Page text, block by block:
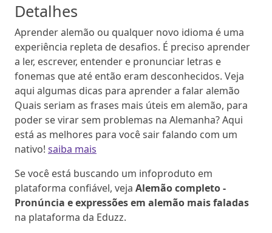
Detalhes
Aprender alemão ou qualquer novo idioma é uma
experiência repleta de desafios. É preciso aprender
a ler, escrever, entender e pronunciar letras e
fonemas que até então eram desconhecidos. Veja
aqui algumas dicas para aprender a falar alemão
Quais seriam as frases mais úteis em alemão, para
poder se virar sem problemas na Alemanha? Aqui
está as melhores para você sair falando com um
nativo! saiba mais
Se você está buscando um infoproduto em
plataforma confiável, veja Alemão completo -
Pronúncia e expressões em alemão mais faladas
na plataforma da Eduzz.